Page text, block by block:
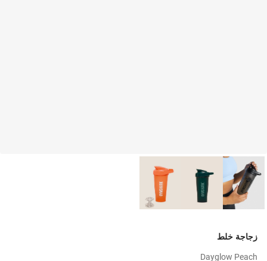
زجاجة خلط
Dayglow Peach